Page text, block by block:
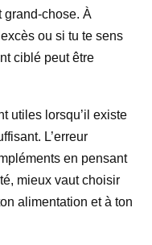
grand-chose. À
ou si tu te sens
ciblé peut être
utiles lorsqu’il existe
L’erreur
en pensant
mieux vaut choisir
alimentation et à ton